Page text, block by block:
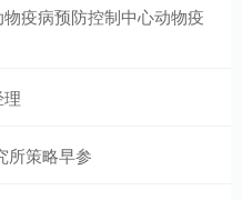
疫病预防控制中心动物疫
所策略早参